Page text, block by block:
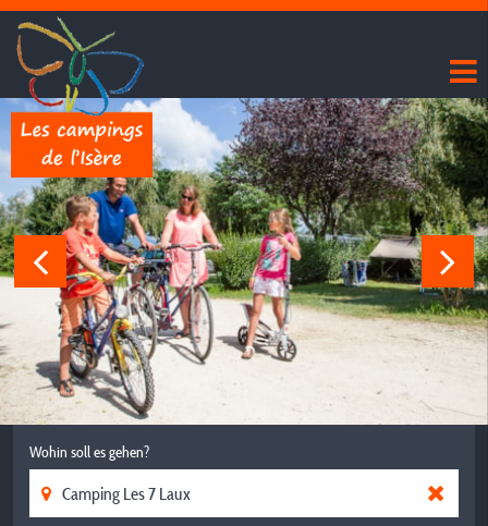
Wohin soll es gehen?